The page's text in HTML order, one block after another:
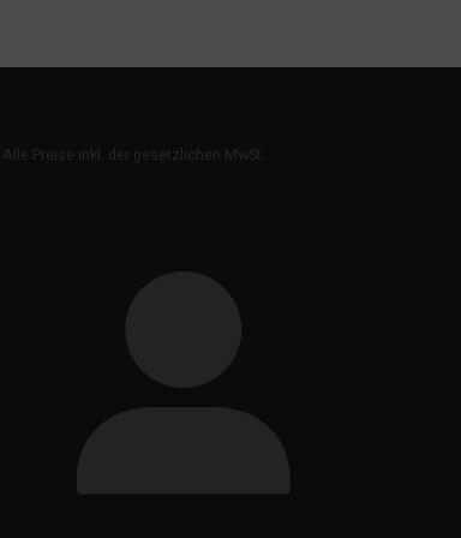
Alle Preise inkl. der gesetzlichen MwSt.